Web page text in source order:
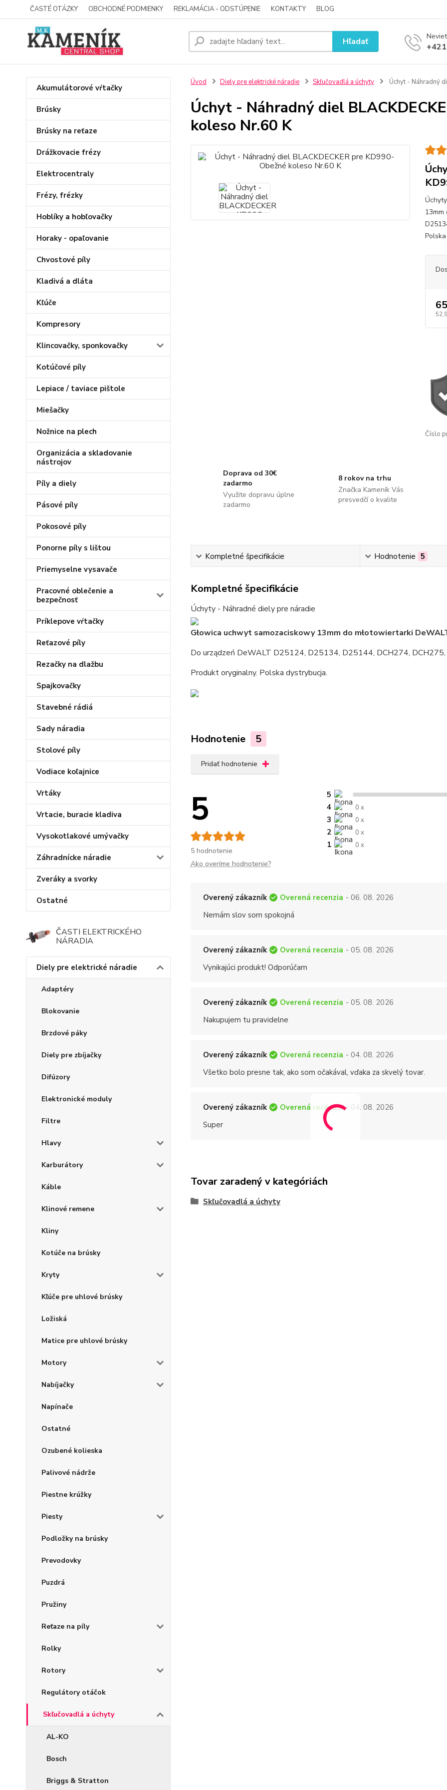
ČASTÉ OTÁZKY OBCHODNÉ PODMIENKY REKLAMÁCIA - ODSTÚPENIE KONTAKTY BLOG
Hľadať
Akumulátorové vŕtačky
Brúsky
Brúsky na reťaze
Drážkovacie frézy
Elektrocentraly
Frézy, frézky
Hoblíky a hobľovačky
Horaky - opaľovanie
Chvostové píly
Kladivá a dláta
Kľúče
Kompresory
Klincovačky, sponkovačky
Kotúčové píly
Lepiace / taviace pištole
Miešačky
Nožnice na plech
Organizácia a skladovanie
nástrojov
Píly a diely
Pásové píly
Pokosové píly
Ponorne píly s lištou
Priemyselne vysavače
Pracovné oblečenie a
bezpečnosť
Príklepove vŕtačky
Reťazové píly
Rezačky na dlažbu
Spajkovačky
Stavebné rádiá
Sady náradia
Stolové píly
Vodiace koľajnice
Vrtáky
Vrtacie, buracie kladiva
Vysokotlakové umývačky
Záhradnícke náradie
Zveráky a svorky
Ostatné
ČASTI ELEKTRICKÉHO
NÁRADIA
Diely pre elektrické náradie
Adaptéry
Blokovanie
Brzdové páky
Diely pre zbíjačky
Difúzory
Elektronické moduly
Filtre
Hlavy
Karburátory
Káble
Klinové remene
Kliny
Kotúče na brúsky
Kryty
Kľúče pre uhlové brúsky
Ložiská
Matice pre uhlové brúsky
Motory
Nabíjačky
Napínače
Ostatné
Ozubené kolieska
Palivové nádrže
Piestne krúžky
Piesty
Podložky na brúsky
Prevodovky
Puzdrá
Pružiny
Reťaze na píly
Rolky
Rotory
Regulátory otáčok
Skľučovadlá a úchyty
AL-KO
Bosch
Briggs & Stratton
Úvod Diely pre elektrické náradie Skľučovadlá a úchyty Úchyt - Náhradný
Úchyt - Náhradný diel
koleso Nr.60 K
13mm
Číslo
Doprava od 30€
zadarmo
Využite dopravu úplne
zadarmo
8 rokov na trhu
Značka Kameník Vás
presvedčí o kvalite
Kompletné špecifikácie Hodnotenie 5
Kompletné špecifikácie
Úchyty - Náhradné diely pre náradie
Głowica uchwyt samozaciskowy 13mm do młotowiertarki
Do urządzeń DeWALT D25124, D25134, D25144, DCH274,
Produkt oryginalny. Polska dystrybucja.
Hodnotenie 5
Pridať hodnotenie
5
5 hodnotenie
5
4
0 x
3 0 x
2 0 x
1 0 x
Ako overíme hodnotenie?
Overený zákazník Overená recenzia - 06. 08. 2026
Nemám slov som spokojná
Overený zákazník Overená recenzia - 05. 08. 2026
Vynikajúci produkt! Odporúčam
Overený zákazník Overená recenzia - 05. 08. 2026
Nakupujem tu pravidelne
Overený zákazník Overená recenzia - 04. 08. 2026
Všetko bolo presne tak, ako som očakával, vďaka za skvelý tovar.
Overený zákazník Overená recenzia - 04. 08. 2026
Super
Tovar zaradený v kategóriách
Skľučovadlá a úchyty